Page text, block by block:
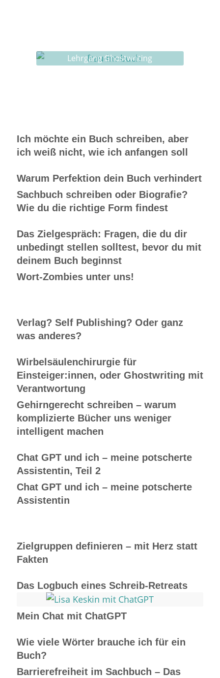
Lehrgang Ghostwriting
Ich möchte ein Buch schreiben, aber
ich weiß nicht, wie ich anfangen soll
Warum Perfektion dein Buch verhindert
Sachbuch schreiben oder Biografie?
Wie du die richtige Form findest
Das Zielgespräch: Fragen, die du dir
unbedingt stellen solltest, bevor du mit
deinem Buch beginnst
Wort-Zombies unter uns!
Verlag? Self Publishing? Oder ganz
was anderes?
Wirbelsäulenchirurgie für
Einsteiger:innen, oder Ghostwriting mit
Verantwortung
Gehirngerecht schreiben – warum
komplizierte Bücher uns weniger
intelligent machen
Chat GPT und ich – meine potscherte
Assistentin, Teil 2
Chat GPT und ich – meine potscherte
Assistentin
Zielgruppen definieren – mit Herz statt
Fakten
Das Logbuch eines Schreib-Retreats
Mein Chat mit ChatGPT
Wie viele Wörter brauche ich für ein
Buch?
Barrierefreiheit im Sachbuch – Das